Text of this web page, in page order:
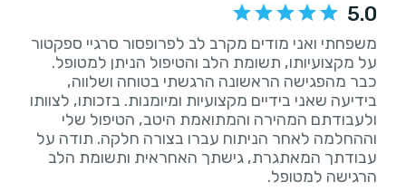
5.0
משפחתי ואני מודים מקרב לב לפרופסור סרגיי ספקטור
על מקצועיותו, תשומת הלב והטיפול הניתן למטופל.
כבר מהפגישה הראשונה הרגשתי בטוחה ושלווה,
בידיעה שאני בידיים מקצועיות ומיומנות. בזכותו, לצוותו
ולעבודתם המהירה והמתואמת היטב, הטיפול שלי
וההחלמה לאחר הניתוח עברו בצורה חלקה. תודה על
עבודתך המאתגרת, גישתך האחראית ותשומת הלב
הרגישה למטופל.